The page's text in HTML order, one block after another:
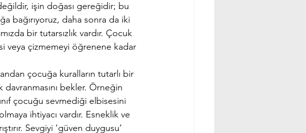
işin doğası gereğidir; bu
bağırıyoruz, daha sonra da iki
bir tutarsızlık vardır. Çocuk
veya çizmemeyi öğrenene kadar
çocuğa kuralların tutarlı bir
bekler. Örneğin
çocuğu sevmediği elbisesini
ihtiyacı vardır. Esneklik ve
Sevgiyi ‘güven duygusu’